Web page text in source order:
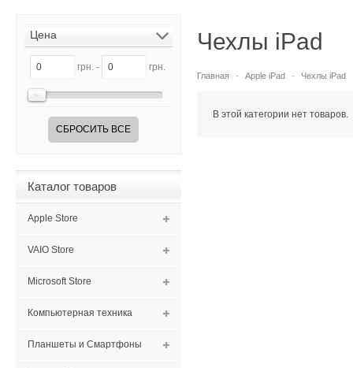
Цена
грн. - грн.
СБРОСИТЬ ВСЕ
Каталог товаров
Apple Store
VAIO Store
Microsoft Store
Компьютерная техника
Планшеты и Смартфоны
Чехлы iPad
Главная Apple iPad Чехлы iPad
В этой категории нет товаров.